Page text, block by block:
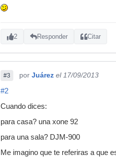
2 Responder Citar
#3 por Juárez el 17/09/2013
#2
Cuando dices:
para casa? una xone 92
para una sala? DJM-900
Me imagino que te referiras a que